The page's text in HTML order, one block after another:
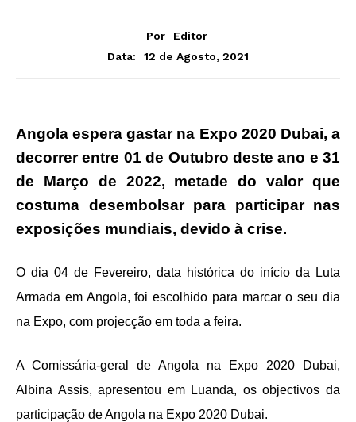
Por
Editor
Data:
12 de Agosto, 2021
Angola espera gastar na Expo 2020 Dubai, a
decorrer entre 01 de Outubro deste ano e 31
de Março de 2022, metade do valor que
costuma desembolsar para participar nas
exposições mundiais, devido à crise.
O dia 04 de Fevereiro, data histórica do início da Luta
Armada em Angola, foi escolhido para marcar o seu dia
na Expo, com projecção em toda a feira.
A Comissária-geral de Angola na Expo 2020 Dubai,
Albina Assis, apresentou em Luanda, os objectivos da
participação de Angola na Expo 2020 Dubai.